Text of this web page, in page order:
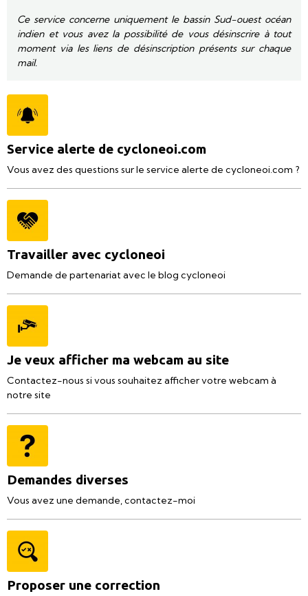
Ce service concerne uniquement le bassin Sud-ouest océan
indien et vous avez la possibilité de vous désinscrire à tout
moment via les liens de désinscription présents sur chaque
mail.
Service alerte de cycloneoi.com
Vous avez des questions sur le service alerte de cycloneoi.com ?
Travailler avec cycloneoi
Demande de partenariat avec le blog cycloneoi
Je veux afficher ma webcam au site
Contactez-nous si vous souhaitez afficher votre webcam à
notre site
Demandes diverses
Vous avez une demande, contactez-moi
Proposer une correction